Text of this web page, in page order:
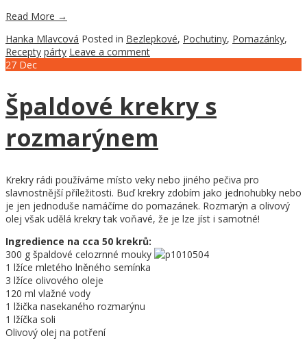
Read More →
Hanka Mlavcová Posted in Bezlepkové, Pochutiny, Pomazánky,
Recepty párty Leave a comment
27 Dec
Špaldové krekry s
rozmarýnem
Krekry rádi používáme místo veky nebo jiného pečiva pro
slavnostnější příležitosti. Buď krekry zdobím jako jednohubky nebo
je jen jednoduše namáčíme do pomazánek. Rozmarýn a olivový
olej však udělá krekry tak voňavé, že je lze jíst i samotné!
Ingredience na cca 50 krekrů:
300 g špaldové celozrnné mouky
1 lžíce mletého lněného semínka
3 lžíce olivového oleje
120 ml vlažné vody
1 lžička nasekaného rozmarýnu
1 lžíčka soli
Olivový olej na potření